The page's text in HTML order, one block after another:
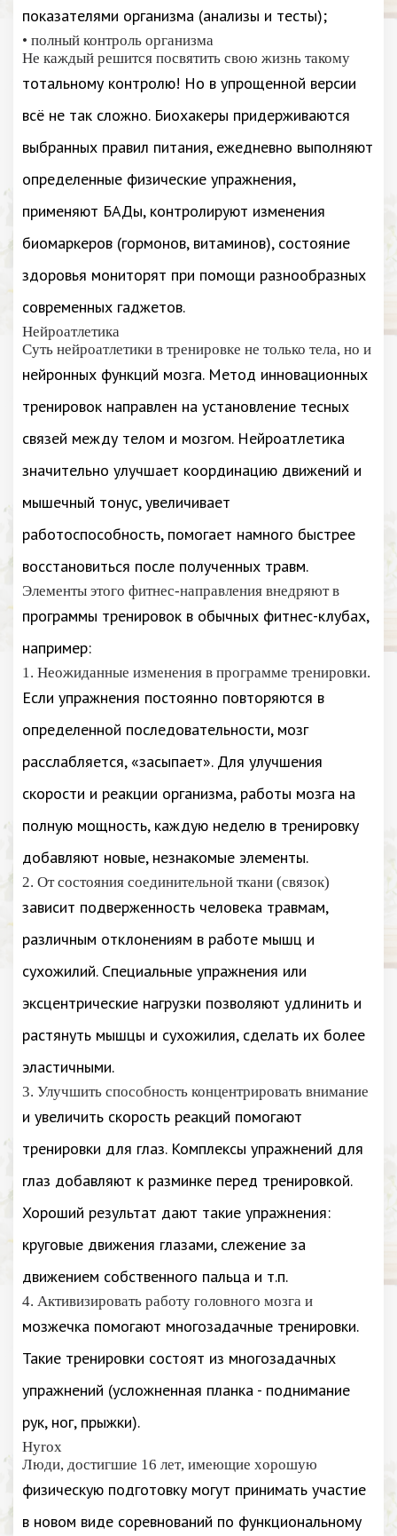
показателями организма (анализы и тесты);
• полный контроль организма
Не каждый решится посвятить свою жизнь такому
тотальному контролю! Но в упрощенной версии
всё не так сложно. Биохакеры придерживаются
выбранных правил питания, ежедневно выполняют
определенные физические упражнения,
применяют БАДы, контролируют изменения
биомаркеров (гормонов, витаминов), состояние
здоровья мониторят при помощи разнообразных
современных гаджетов.
Нейроатлетика
Суть нейроатлетики в тренировке не только тела, но и
нейронных функций мозга. Метод инновационных
тренировок направлен на установление тесных
связей между телом и мозгом. Нейроатлетика
значительно улучшает координацию движений и
мышечный тонус, увеличивает
работоспособность, помогает намного быстрее
восстановиться после полученных травм.
Элементы этого фитнес-направления внедряют в
программы тренировок в обычных фитнес-клубах,
например:
1. Неожиданные изменения в программе тренировки.
Если упражнения постоянно повторяются в
определенной последовательности, мозг
расслабляется, «засыпает». Для улучшения
скорости и реакции организма, работы мозга на
полную мощность, каждую неделю в тренировку
добавляют новые, незнакомые элементы.
2. От состояния соединительной ткани (связок)
зависит подверженность человека травмам,
различным отклонениям в работе мышц и
сухожилий. Специальные упражнения или
эксцентрические нагрузки позволяют удлинить и
растянуть мышцы и сухожилия, сделать их более
эластичными.
3. Улучшить способность концентрировать внимание
и увеличить скорость реакций помогают
тренировки для глаз. Комплексы упражнений для
глаз добавляют к разминке перед тренировкой.
Хороший результат дают такие упражнения:
круговые движения глазами, слежение за
движением собственного пальца и т.п.
4. Активизировать работу головного мозга и
мозжечка помогают многозадачные тренировки.
Такие тренировки состоят из многозадачных
упражнений (усложненная планка - поднимание
рук, ног, прыжки).
Hyrox
Люди, достигшие 16 лет, имеющие хорошую
физическую подготовку могут принимать участие
в новом виде соревнований по функциональному